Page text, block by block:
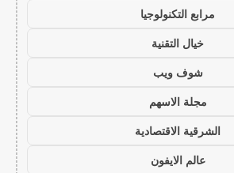
مرابع التكنولوجيا
خيال التقنية
شوف ويب
مجلة الاسهم
الشرقية الاقتصادية
عالم الايفون